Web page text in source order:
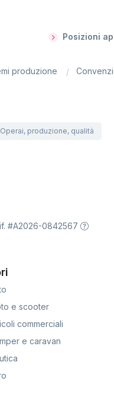
Posizioni
produzione
Operai, produzione, qualità
#A2026-0842567
e scooter
commerciali
e caravan